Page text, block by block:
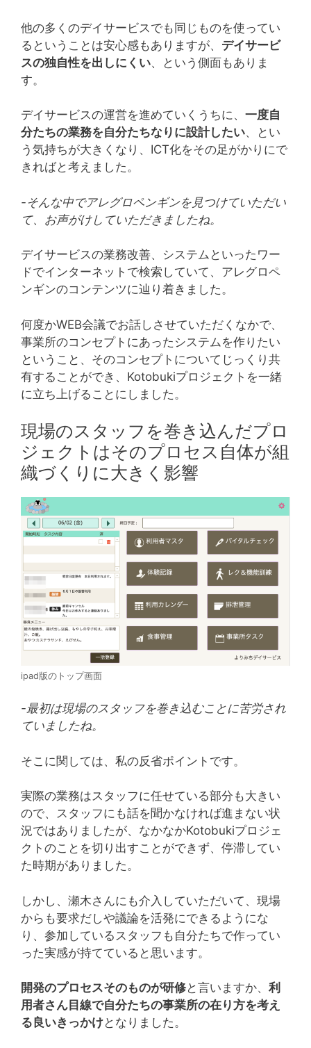
他の多くのデイサービスでも同じものを使ってい
るということは安心感もありますが、 デイサービ
スの独自性を出しにくい、という側面もありま
す。
デイサービスの運営を進めていくうちに、 一度自
分たちの業務を自分たちなりに設計したい、とい
う気持ちが大きくなり、ICT化をその足がかりにで
きればと考えました。
-そんな中でアレグロペンギンを見つけていただい
て、お声がけしていただきましたね。
デイサービスの業務改善、システムといったワー
ドでインターネットで検索していて、アレグロペ
ンギンのコンテンツに辿り着きました。
何度かWEB会議でお話しさせていただくなかで、
事業所のコンセプトにあったシステムを作りたい
ということ、そのコンセプトについてじっくり共
有することができ、Kotobukiプロジェクトを一緒
に立ち上げることにしました。
現場のスタッフを巻き込んだプロ
ジェクトはそのプロセス自体が組
織づくりに大きく影響
ipad版のトップ画面
-最初は現場のスタッフを巻き込むことに苦労され
ていましたね。
そこに関しては、私の反省ポイントです。
実際の業務はスタッフに任せている部分も大きい
ので、スタッフにも話を聞かなければ進まない状
況ではありましたが、なかなかKotobukiプロジェ
クトのことを切り出すことができず、停滞してい
た時期がありました。
しかし、瀬木さんにも介入していただいて、現場
からも要求だしや議論を活発にできるようにな
り、参加しているスタッフも自分たちで作ってい
った実感が持てていると思います。
開発のプロセスそのものが研修と言いますか、 利
用者さん目線で自分たちの事業所の在り方を考え
る良いきっかけとなりました。